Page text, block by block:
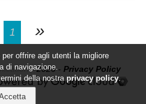
1 »
- 2026 - Privacy Policy
offrire agli utenti la migliore
di navigazione.
della nostra privacy policy.